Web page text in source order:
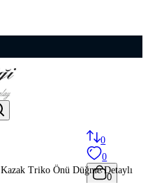
0
0
0
Kazak Triko Önü Düğme Detaylı